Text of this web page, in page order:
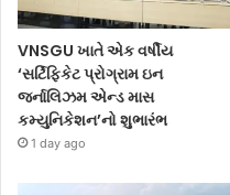
VNSGU ખાતે એક વર્ષીય
‘સર્ટિફિકેટ પ્રોગ્રામ ઇન
જર્નાલિઝમ એન્ડ માસ
કમ્યુનિકેશન’નો શુભારંભ
1 day ago